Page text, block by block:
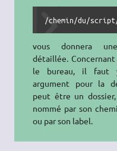
/chemin/du/script/
vous donnera
détaillée. Concernant
le bureau, il faut
argument pour la
peut être un
nommé par son
ou par son label.